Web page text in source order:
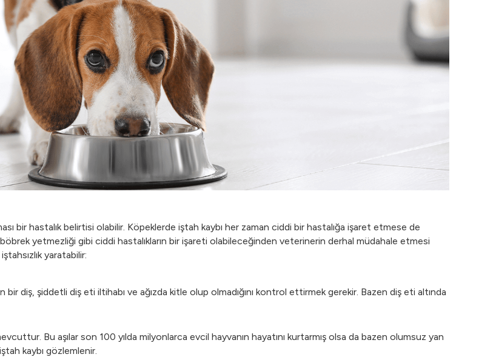
bir hastalık belirtisi olabilir. Köpeklerde iştah kaybı her zaman ciddi bir hastalığa işaret etmese de
yetmezliği gibi ciddi hastalıkların bir işareti olabileceğinden veterinerin derhal müdahale etmesi
yaratabilir:
bir diş, şiddetli diş eti iltihabı ve ağızda kitle olup olmadığını kontrol ettirmek gerekir. Bazen diş eti altında
Bu aşılar son 100 yılda milyonlarca evcil hayvanın hayatını kurtarmış olsa da bazen olumsuz yan
kaybı gözlemlenir.